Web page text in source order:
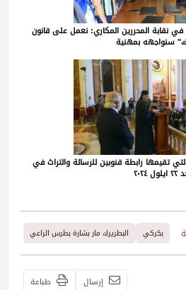
نقابة المحررين المكاري: نعمل على قانون
سنواجهه بمهنية
أنشطة صيف 2024، التي تقيمها رابطة قنوبين للرسالة والتراث في
بكركي البطريرك مار بشارة بطرس الراعي
إرسال طباعة